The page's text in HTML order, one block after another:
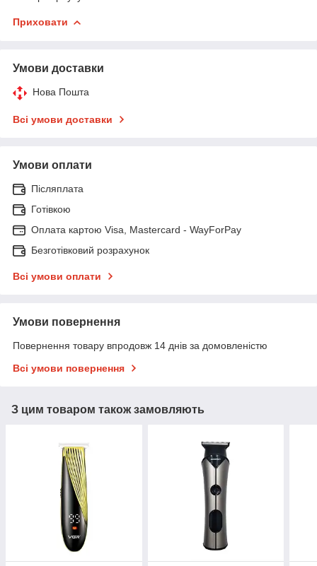
Приховати
Умови доставки
Нова Пошта
Всі умови доставки
Умови оплати
Післяплата
Готівкою
Оплата картою Visa, Mastercard - WayForPay
Безготівковий розрахунок
Всі умови оплати
Умови повернення
Повернення товару впродовж 14 днів за домовленістю
Всі умови повернення
З цим товаром також замовляють